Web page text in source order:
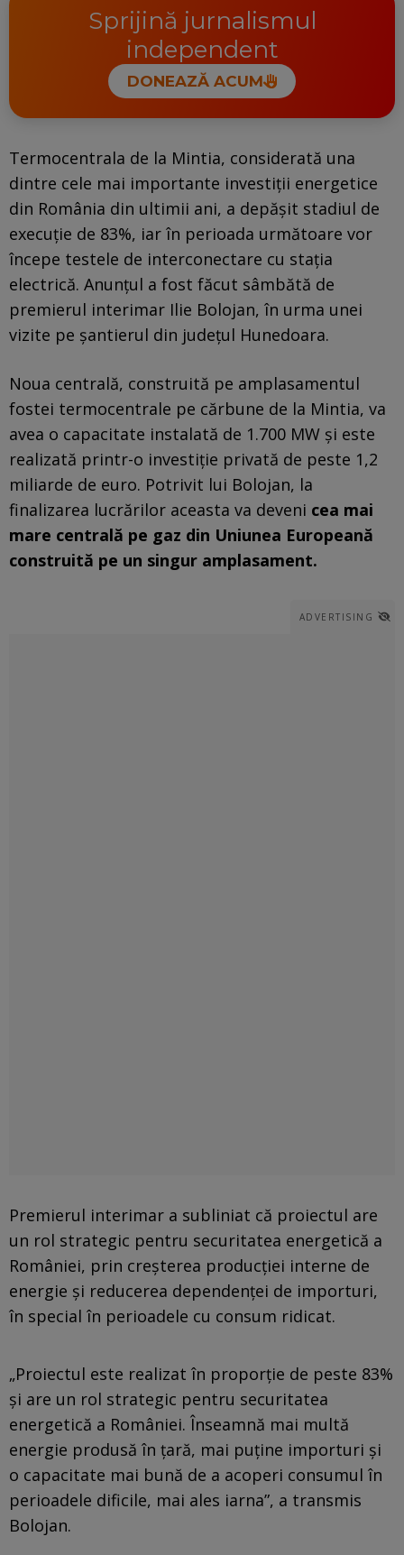
Sprijină jurnalismul
independent
DONEAZĂ ACUM
Termocentrala de la Mintia, considerată una
dintre cele mai importante investiții energetice
din România din ultimii ani, a depășit stadiul de
execuție de 83%, iar în perioada următoare vor
începe testele de interconectare cu stația
electrică. Anunțul a fost făcut sâmbătă de
premierul interimar Ilie Bolojan, în urma unei
vizite pe șantierul din județul Hunedoara.
Noua centrală, construită pe amplasamentul
fostei termocentrale pe cărbune de la Mintia, va
avea o capacitate instalată de 1.700 MW și este
realizată printr-o investiție privată de peste 1,2
miliarde de euro. Potrivit lui Bolojan, la
finalizarea lucrărilor aceasta va deveni cea mai
mare centrală pe gaz din Uniunea Europeană
construită pe un singur amplasament.
ADVERTISING
Premierul interimar a subliniat că proiectul are
un rol strategic pentru securitatea energetică a
României, prin creșterea producției interne de
energie și reducerea dependenței de importuri,
în special în perioadele cu consum ridicat.
„Proiectul este realizat în proporție de peste 83%
și are un rol strategic pentru securitatea
energetică a României. Înseamnă mai multă
energie produsă în țară, mai puține importuri și
o capacitate mai bună de a acoperi consumul în
perioadele dificile, mai ales iarna”, a transmis
Bolojan.